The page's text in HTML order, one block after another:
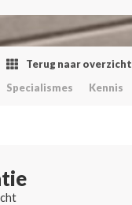
Terug naar overzicht
Specialismes Kennis